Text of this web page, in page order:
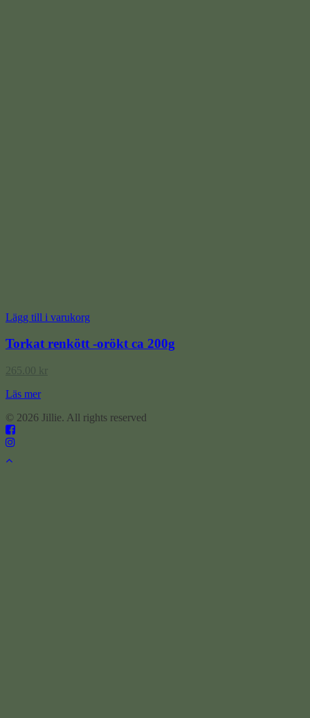
Lägg till i varukorg
Torkat renkött -orökt ca 200g
265.00 kr
Läs mer
© 2026 Jillie. All rights reserved